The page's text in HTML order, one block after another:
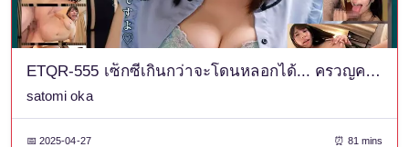
ETQR-555 เซ็กซี่เกินกว่าจะโดนหลอกได้... ครวญครางอย่างดิบๆ สาวออฟฟิศร่านสวยและเซ็กส์หยาบคาย ซาโตมิ
satomi oka
📅 2025-04-27 ⏰ 81 mins